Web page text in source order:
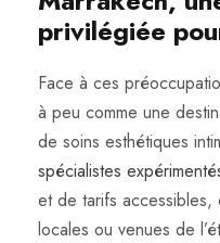
privilégiée
Face à ces
à peu comme une
de soins esthétiques
spécialistes
et de tarifs accessibles,
locales ou venues de